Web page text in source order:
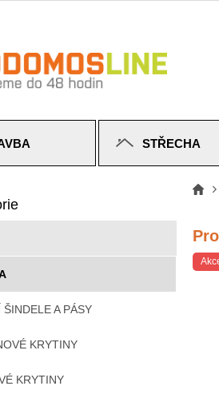
STŘECHA
ŠINDELE A PÁSY
KRYTINY
KRYTINY